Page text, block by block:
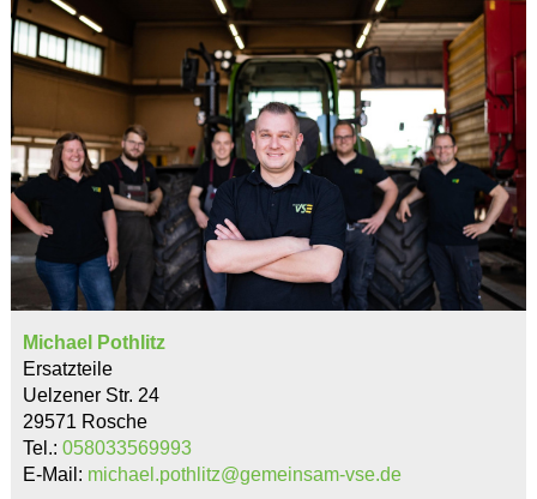
Michael Pothlitz
Ersatzteile
Uelzener Str. 24
29571 Rosche
Tel.: 058033569993
E-Mail: michael.pothlitz@gemeinsam-vse.de